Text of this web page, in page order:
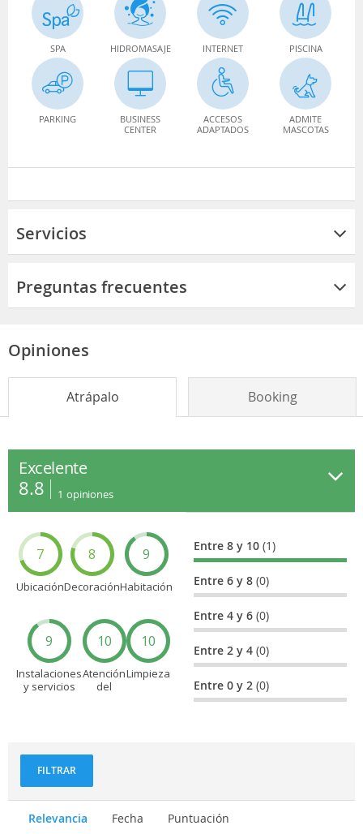
SPA HIDROMASAJE INTERNET PISCINA
PARKING
BUSINESS
CENTER
ACCESOS
ADAPTADOS
ADMITE
MASCOTAS
Servicios
Preguntas frecuentes
Opiniones
Atrápalo Booking
Excelente
8.8 1 opiniones
7
Ubicación
8
Decoración
9
Habitación
9
Instalaciones
y servicios
10
Atención
del
10
Limpieza
Entre 8 y 10(1)
Entre 6 y 8(0)
Entre 4 y 6(0)
Entre 2 y 4(0)
Entre 0 y 2(0)
FILTRAR
Relevancia Fecha Puntuación